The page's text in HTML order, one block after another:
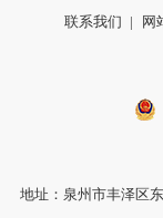
联系我们 | 网
地址：泉州市丰泽区